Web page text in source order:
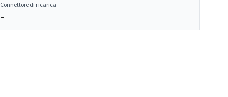
Connettore di ricarica
–